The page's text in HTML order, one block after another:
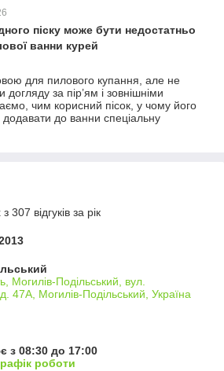
піску може бути недостатньо
ванни курей
для пилового купання, але не
догляду за пір’ям і зовнішніми
чим корисний пісок, у чому його
до ванни спеціальну
307 відгуків за рік
Могилів-Подільський, вул.
47А, Могилів-Подільський, Україна
з 08:30 до 17:00
роботи